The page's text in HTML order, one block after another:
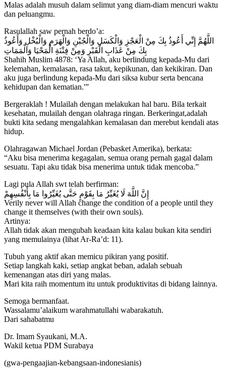
Malas adalah musuh dalam selimut yang diam-diam mencuri waktu
dan peluangmu.
Rasulallah saw pernah berdo’a:
اللَّهُمَّ إِنِّي أَعُوذُ بِكَ مِنْ الْعَجْزِ وَالْكَسَلِ وَالْجُبْنِ وَالْهَرَمِ وَالْبُخْلِ وَأَعُوذُ
بِكَ مِنْ عَذَابِ الْقَبْرِ وَمِنْ فِتْنَةِ الْمَحْيَا وَالْمَمَاتِ
Shahih Muslim 4878: ‘Ya Allah, aku berlindung kepada-Mu dari
kelemahan, kemalasan, rasa takut, kepikunan, dan kekikiran. Dan
aku juga berlindung kepada-Mu dari siksa kubur serta bencana
kehidupan dan kematian.'”
Bergeraklah ! Mulailah dengan melakukan hal baru. Bila terkait
kesehatan, mulailah dengan olahraga ringan. Berkeringat,adalah
bukti kita sedang mengalahkan kemalasan dan merebut kendali atas
hidup.
Olahragawan Michael Jordan (Pebasket Amerika), berkata:
“Aku bisa menerima kegagalan, semua orang pernah gagal dalam
sesuatu. Tapi aku tidak bisa menerima untuk tidak mencoba.”
Lagi pula Allah swt telah berfirman:
إِنَّ اللَّهَ لَا يُغَيِّرُ مَا بِقَوْمٍ حَتَّى يُغَيِّرُوا مَا بِأَنْفُسِهِمْ
Verily never will Allah change the condition of a people until they
change it themselves (with their own souls).
Artinya:
Allah tidak akan mengubah keadaan kita kalau bukan kita sendiri
yang memulainya (lihat Ar-Ra’d: 11).
Tubuh yang aktif akan memicu pikiran yang positif.
Setiap langkah kaki, setiap angkat beban, adalah sebuah
kemenangan atas diri yang malas.
Mari kita raih momentum itu untuk produktivitas di bidang lainnya.
Semoga bermanfaat.
Wassalamu’alaikum warahmatullahi wabarakatuh.
Dari sahabatmu
Dr. Imam Syaukani, M.A.
Wakil ketua PDM Surabaya
(gwa-pengaajian-kebangsaan-indonesianis)